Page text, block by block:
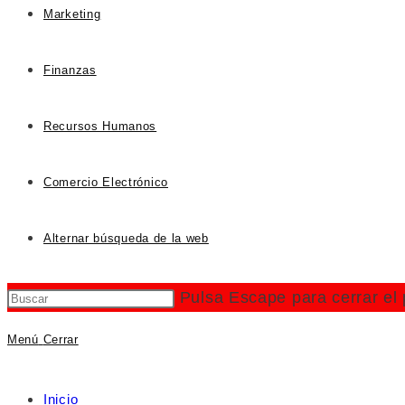
Marketing
Finanzas
Recursos Humanos
Comercio Electrónico
Alternar búsqueda de la web
Pulsa Escape para cerrar el
Menú Cerrar
Inicio